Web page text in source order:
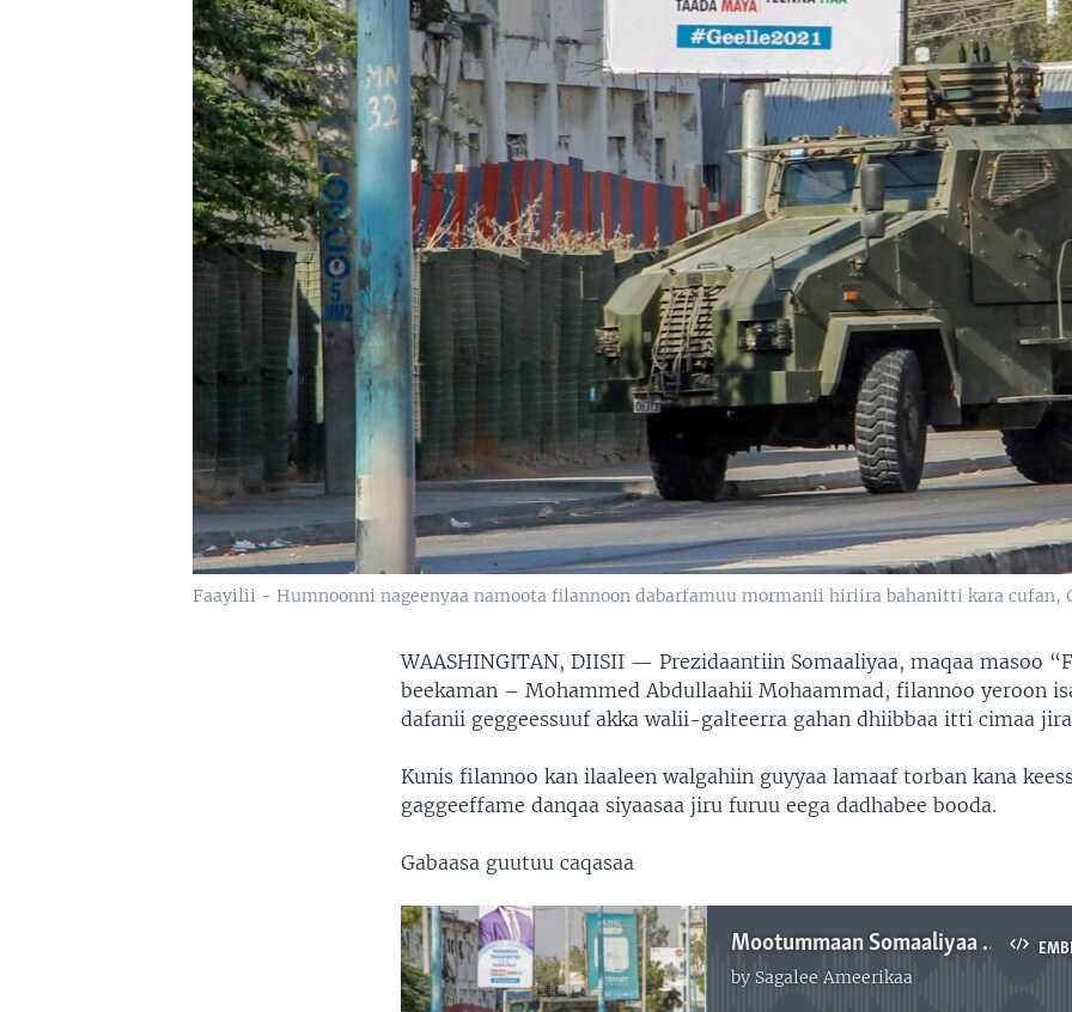
Faayilii - Humnoonni nageenyaa namoota filannoon dabarfamuu mormanii hiriira bahanitti kara cufan,
WAASHINGITAN, DIISII —Prezidaantiin Somaaliyaa, maqaa masoo
beekaman – Mohammed Abdullaahii Mohaammad, filannoo yeroon
dafanii geggeessuuf akka walii-galteerra gahan dhiibbaa itti cimaa
Kunis filannoo kan ilaaleen walgahiin guyyaa lamaaf torban kana
gaggeeffame danqaa siyaasaa jiru furuu eega dadhabee booda.
Gabaasa guutuu caqasaa
Mootummaan Somaaliyaa Filannoo Akka Gaggeessuuf Gaafatamee Jira
by Sagalee Ameerikaa
No media source currently available